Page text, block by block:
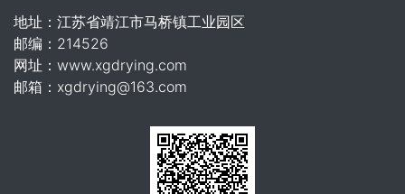
地址：江苏省靖江市马桥镇工业园区
邮编：214526
网址：www.xgdrying.com
邮箱：xgdrying@163.com